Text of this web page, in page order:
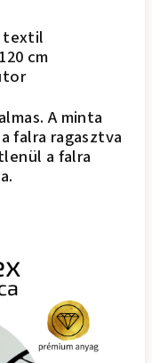
textil
cm
A minta
falra ragasztva
a falra